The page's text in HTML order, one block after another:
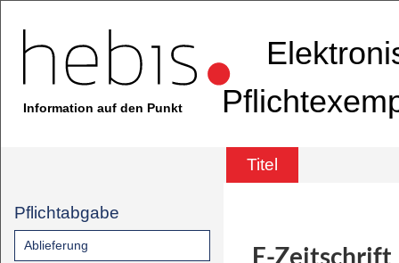
Information auf den Punkt
Titel
Pflichtabgabe
Ablieferung E-Zeitschrift